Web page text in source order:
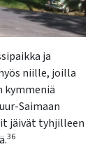
ja
niille, joilla
kymmeniä
Saimaan
jäivät tyhjilleen
36